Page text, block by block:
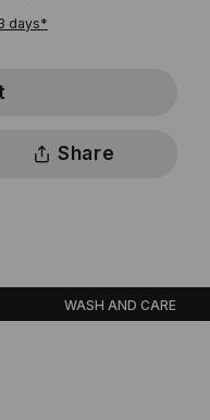
days*
Share
WASH AND CARE